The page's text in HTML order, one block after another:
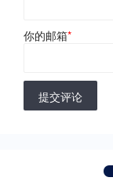
你的邮箱*
提交评论